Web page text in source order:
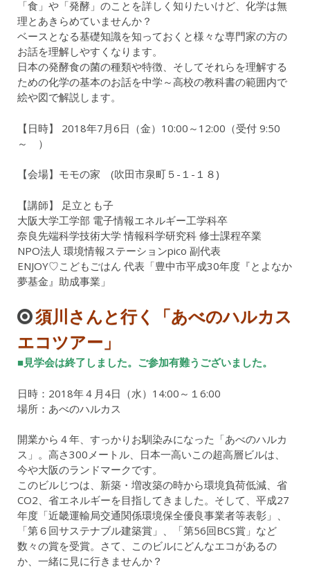
「食」や「発酵」のことを詳しく知りたいけど、化学は無
理とあきらめていませんか？
ベースとなる基礎知識を知っておくと様々な専門家の方の
お話を理解しやすくなります。
日本の発酵食の菌の種類や特徴、そしてそれらを理解する
ための化学の基本のお話を中学～高校の教科書の範囲内で
絵や図で解説します。
【日時】 2018年7月6日（金）10:00～12:00（受付 9:50
～ ）
【会場】モモの家 (吹田市泉町５-１-１８)
【講師】 足立とも子
大阪大学工学部 電子情報エネルギー工学科卒
奈良先端科学技術大学 情報科学研究科 修士課程卒業
NPO法人 環境情報ステーションpico 副代表
ENJOY♡こどもごはん 代表「豊中市平成30年度『とよなか
夢基金』助成事業」
須川さんと行く「あべのハルカス
エコツアー」
■見学会は終了しました。ご参加有難うございました。
日時：2018年４月4日（水）14:00～１6:00
場所：あべのハルカス
開業から４年、すっかりお馴染みになった「あべのハルカ
ス」。高さ300メートル、日本一高いこの超高層ビルは、
今や大阪のランドマークです。
このビルじつは、新築・増改築の時から環境負荷低減、省
CO2、省エネルギーを目指してきました。そして、平成27
年度「近畿運輸局交通関係環境保全優良事業者等表彰」、
「第６回サステナブル建築賞」、「第56回BCS賞」など
数々の賞を受賞。さて、このビルにどんなエコがあるの
か、一緒に見に行きませんか？